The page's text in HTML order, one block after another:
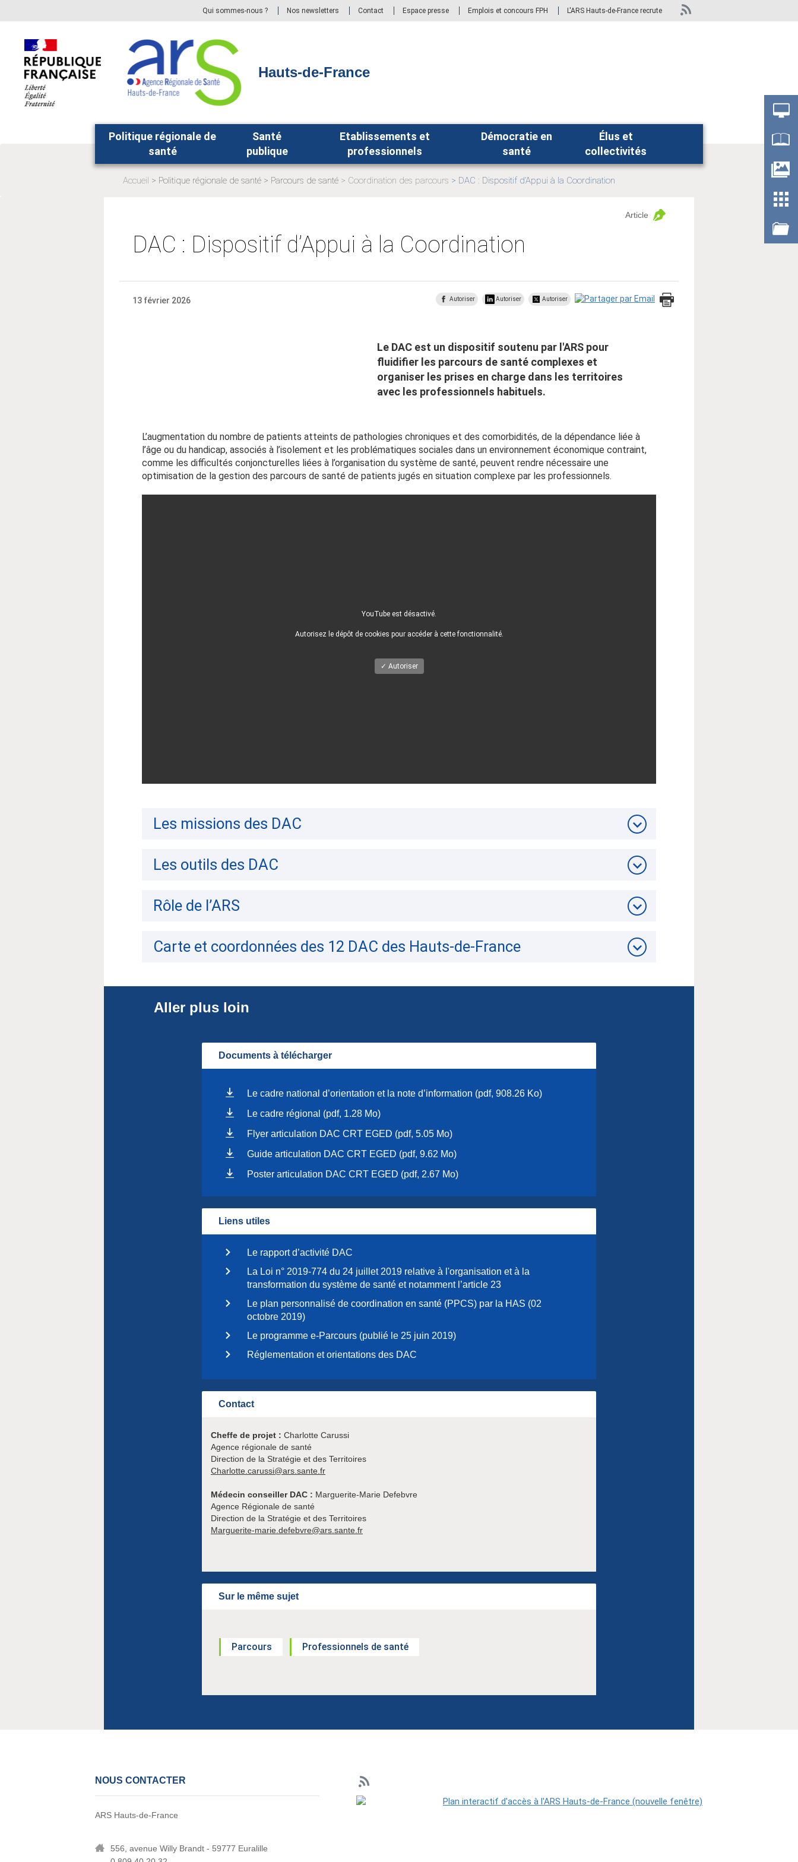
principal,
Qui sommes-nous ? Nos newsletters Contact Espace presse Emplois et concours FPH L'ARS Hauts-de-France recrute
Hauts-de-France
Politique régionale de
santé
Santé
publique
Etablissements et
professionnels
Démocratie en
santé
Élus et
collectivités
Accueil
Politique régionale de santé
Parcours de santé
Coordination des parcours
DAC : Dispositif d’Appui à la Coordination
DAC : Dispositif d’Appui à la Coordination
Article
13 février 2026 Autoriser Autoriser Autoriser
Le DAC est un dispositif soutenu par l'ARS pour
fluidifier les parcours de santé complexes et
organiser les prises en charge dans les territoires
avec les professionnels habituels.
L’augmentation du nombre de patients atteints de pathologies chroniques et des comorbidités, de la dépendance liée à
l’âge ou du handicap, associés à l’isolement et les problématiques sociales dans un environnement économique contraint,
comme les difficultés conjoncturelles liées à l’organisation du système de santé, peuvent rendre nécessaire une
optimisation de la gestion des parcours de santé de patients jugés en situation complexe par les professionnels.
YouTube est désactivé.
Autorisez le dépôt de cookies pour accéder à cette fonctionnalité.
✓ Autoriser
Les missions des DAC
Les outils des DAC
Rôle de l’ARS
Carte et coordonnées des 12 DAC des Hauts-de-France
Aller plus loin
Documents à télécharger
Le cadre national d’orientation et la note d’information (pdf, 908.26 Ko)
Le cadre régional (pdf, 1.28 Mo)
Flyer articulation DAC CRT EGED (pdf, 5.05 Mo)
Guide articulation DAC CRT EGED (pdf, 9.62 Mo)
Poster articulation DAC CRT EGED (pdf, 2.67 Mo)
Liens utiles
Le rapport d’activité DAC
La Loi n° 2019-774 du 24 juillet 2019 relative à l'organisation et à la
transformation du système de santé et notamment l’article 23
Le plan personnalisé de coordination en santé (PPCS) par la HAS (02
octobre 2019)
Le programme e-Parcours (publié le 25 juin 2019)
Réglementation et orientations des DAC
Contact
Cheffe de projet : Charlotte Carussi
Agence régionale de santé
Direction de la Stratégie et des Territoires
Charlotte.carussi@ars.sante.fr
Médecin conseiller DAC : Marguerite-Marie Defebvre
Agence Régionale de santé
Direction de la Stratégie et des Territoires
Marguerite-marie.defebvre@ars.sante.fr
Sur le même sujet
Parcours Professionnels de santé
NOUS CONTACTER
ARS Hauts-de-France
556, avenue Willy Brandt - 59777 Euralille